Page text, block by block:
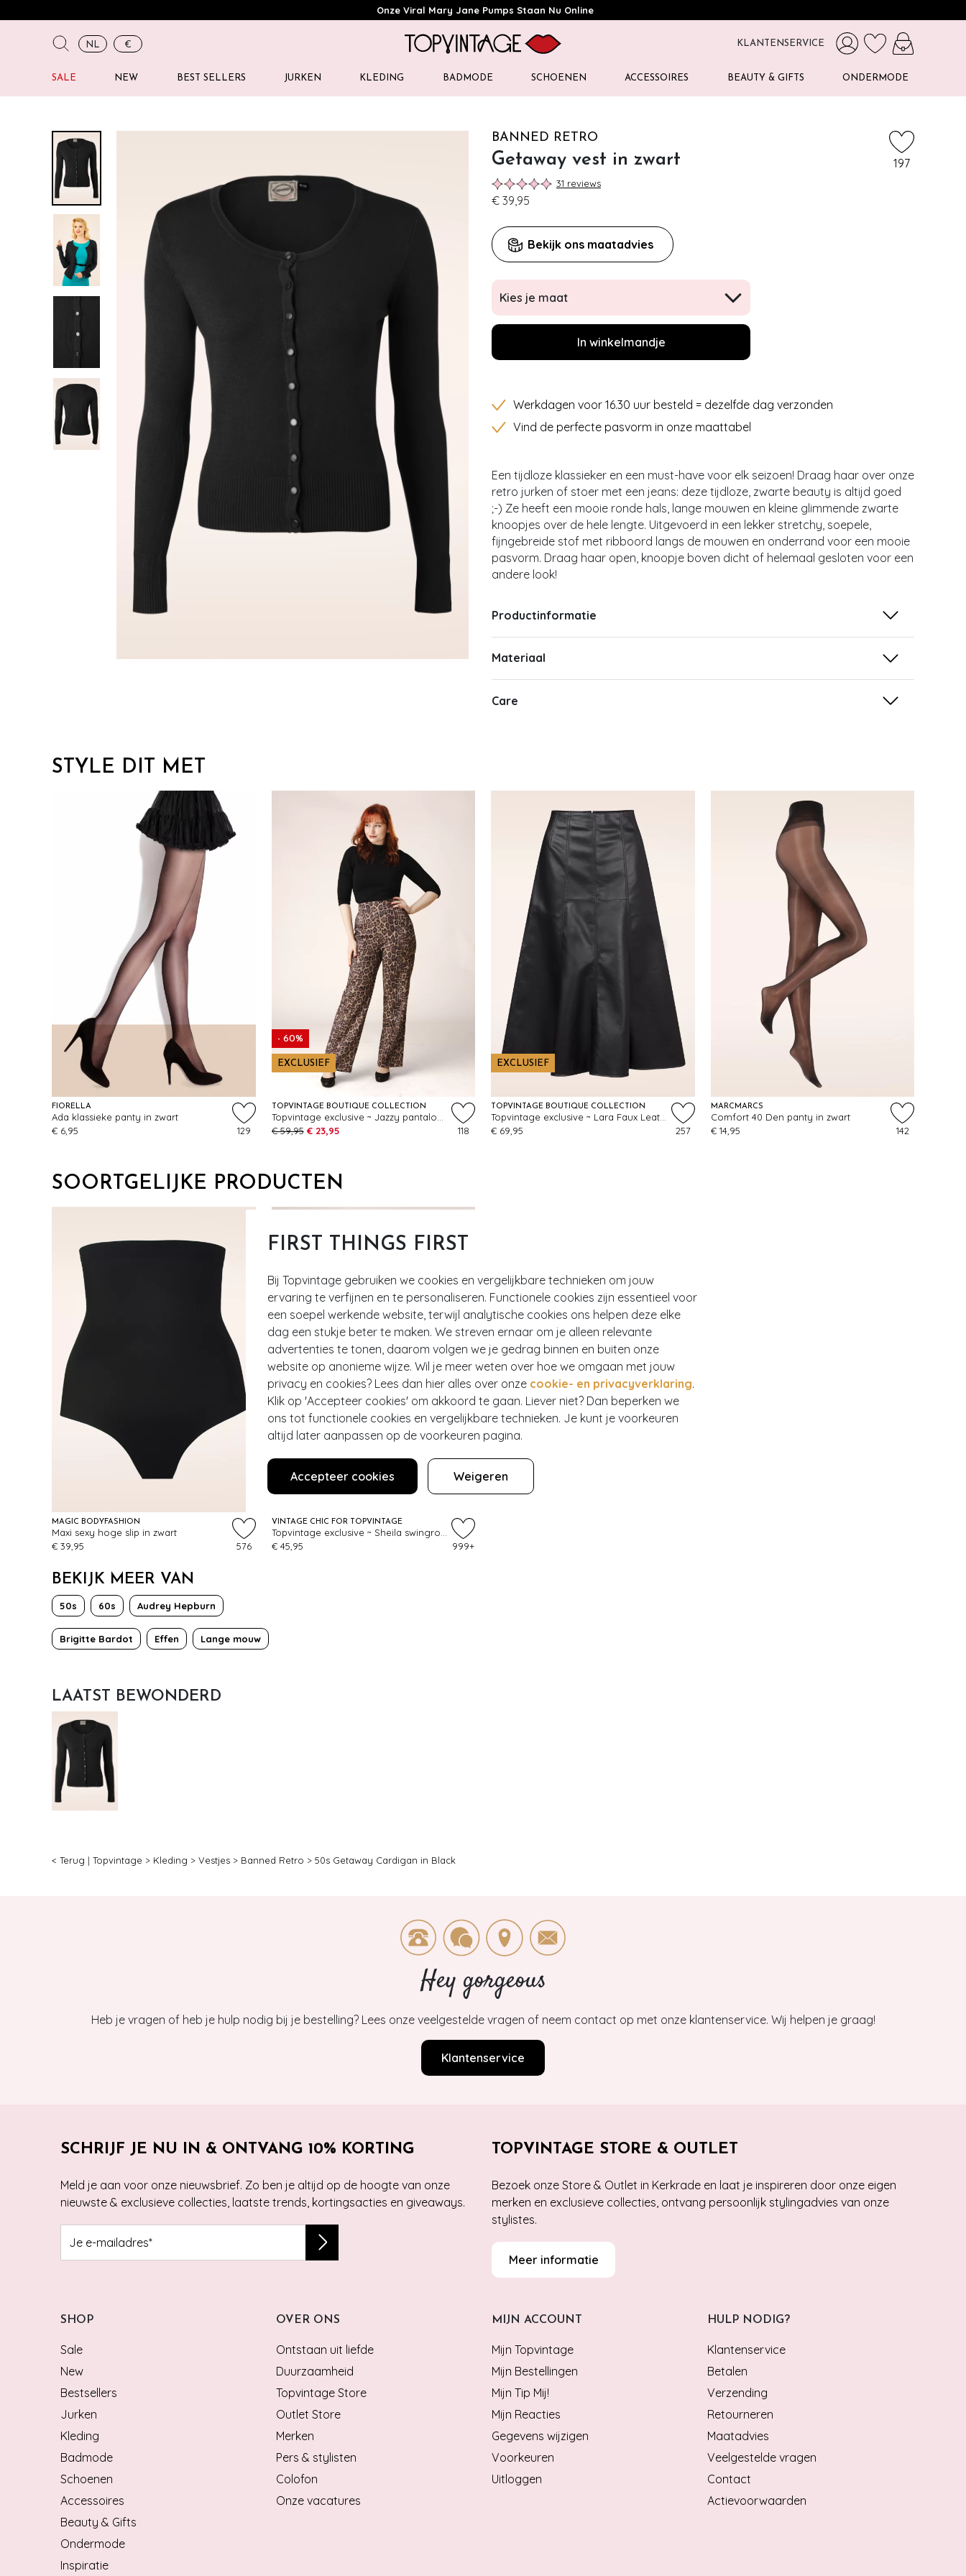
FIRST THINGS FIRST
Bij Topvintage gebruiken we cookies en vergelijkbare technieken om jouw
ervaring te verfijnen en te personaliseren. Functionele cookies zijn essentieel voor
een soepel werkende website, terwijl analytische cookies ons helpen deze elke
dag een stukje beter te maken. We streven ernaar om je alleen relevante
advertenties te tonen, daarom volgen we je gedrag binnen en buiten onze
website op anonieme wijze. Wil je meer weten over hoe we omgaan met jouw
privacy en cookies? Lees dan hier alles over onze cookie- en privacyverklaring.
Klik op 'Accepteer cookies' om akkoord te gaan. Liever niet? Dan beperken we
ons tot functionele cookies en vergelijkbare technieken. Je kunt je voorkeuren
altijd later aanpassen op de voorkeuren pagina.
Accepteer cookies Weigeren
Onze Viral Mary Jane Pumps Staan Nu Online
NL € KLANTENSERVICE
SALE NEW BEST SELLERS JURKEN KLEDING BADMODE SCHOENEN ACCESSOIRES BEAUTY & GIFTS ONDERMODE
BANNED RETRO
Getaway vest in zwart 197
31 reviews
€ 39,95
Bekijk ons maatadvies
Kies je maat
In winkelmandje
Werkdagen voor 16.30 uur besteld = dezelfde dag verzonden
Vind de perfecte pasvorm in onze maattabel
Een tijdloze klassieker en een must-have voor elk seizoen! Draag haar over onze
retro jurken of stoer met een jeans: deze tijdloze, zwarte beauty is altijd goed
;-) Ze heeft een mooie ronde hals, lange mouwen en kleine glimmende zwarte
knoopjes over de hele lengte. Uitgevoerd in een lekker stretchy, soepele,
fijngebreide stof met ribboord langs de mouwen en onderrand voor een mooie
pasvorm. Draag haar open, knoopje boven dicht of helemaal gesloten voor een
andere look!
Productinformatie
Materiaal
Care
STYLE DIT MET
FIORELLA
Ada klassieke panty in zwart
€ 6,95
129
- 60%
EXCLUSIEF
TOPVINTAGE BOUTIQUE COLLECTION
€ 59,95 € 23,95 118
EXCLUSIEF
TOPVINTAGE BOUTIQUE COLLECTION
€ 69,95
257
MARCMARCS
Comfort 40 Den panty in zwart
€ 14,95
142
SOORTGELIJKE PRODUCTEN
MAGIC BODYFASHION
Maxi sexy hoge slip in zwart
€ 39,95
576
EXCLUSIEF
VINTAGE CHIC FOR TOPVINTAGE
€ 45,95
999+
BEKIJK MEER VAN
50s 60s Audrey Hepburn
Brigitte Bardot Effen Lange mouw
LAATST BEWONDERD
< Terug | Topvintage > Kleding > Vestjes > Banned Retro > 50s Getaway Cardigan in Black
Hey gorgeous
Heb je vragen of heb je hulp nodig bij je bestelling? Lees onze veelgestelde vragen of neem contact op met onze klantenservice. Wij helpen je graag!
Klantenservice
SCHRIJF JE NU IN & ONTVANG 10% KORTING
Meld je aan voor onze nieuwsbrief. Zo ben je altijd op de hoogte van onze
nieuwste & exclusieve collecties, laatste trends, kortingsacties en giveaways.
TOPVINTAGE STORE & OUTLET
Bezoek onze Store & Outlet in Kerkrade en laat je inspireren door onze eigen
merken en exclusieve collecties, ontvang persoonlijk stylingadvies van onze
stylistes.
Meer informatie
SHOP
Sale
New
Bestsellers
Jurken
Kleding
Badmode
Schoenen
Accessoires
Beauty & Gifts
Ondermode
Inspiratie
OVER ONS
Ontstaan uit liefde
Duurzaamheid
Topvintage Store
Outlet Store
Merken
Pers & stylisten
Colofon
Onze vacatures
MIJN ACCOUNT
Mijn Topvintage
Mijn Bestellingen
Mijn Tip Mij!
Mijn Reacties
Gegevens wijzigen
Voorkeuren
Uitloggen
HULP NODIG?
Klantenservice
Betalen
Verzending
Retourneren
Maatadvies
Veelgestelde vragen
Contact
Actievoorwaarden